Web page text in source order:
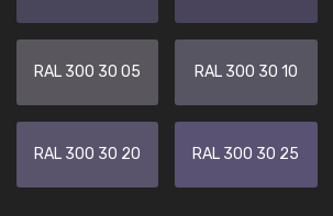
RAL 300 30 05 RAL 300 30 10
RAL 300 30 20 RAL 300 30 25